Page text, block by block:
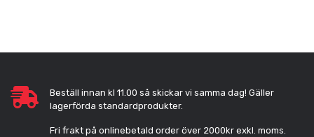
Beställ innan kl 11.00 så skickar vi samma dag! Gäller
lagerförda standardprodukter.
Fri frakt på onlinebetald order över 2000kr exkl. moms.